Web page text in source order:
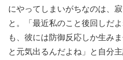
にやってしまいがちなのは、
と。「最近私のこと後回しだ
も、彼には防御反応しか生み
と元気出るんだよね」と自分